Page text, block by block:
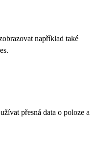
například také
.
přesná data o poloze a